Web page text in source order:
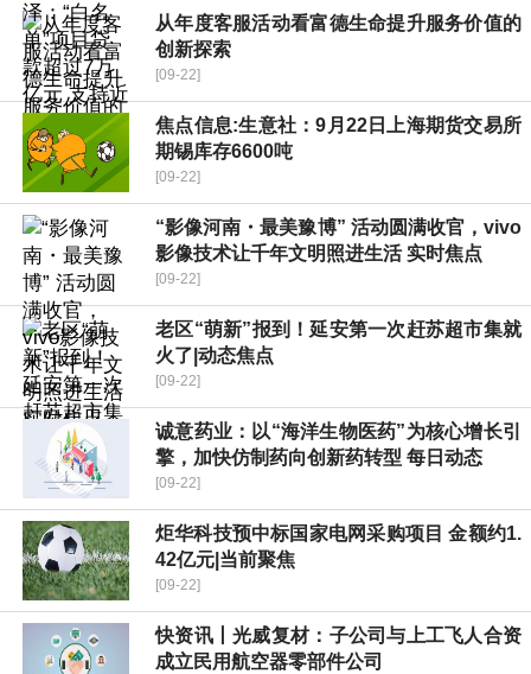
从年度客服活动看富德生命提升服务价值的
创新探索
[09-22]
焦点信息:生意社：9月22日上海期货交易所
期锡库存6600吨
[09-22]
“影像河南・最美豫博” 活动圆满收官，vivo
影像技术让千年文明照进生活 实时焦点
[09-22]
老区“萌新”报到！延安第一次赶苏超市集就
火了|动态焦点
[09-22]
诚意药业：以“海洋生物医药”为核心增长引
擎，加快仿制药向创新药转型 每日动态
[09-22]
炬华科技预中标国家电网采购项目 金额约1.
42亿元|当前聚焦
[09-22]
快资讯丨光威复材：子公司与上工飞人合资
成立民用航空器零部件公司